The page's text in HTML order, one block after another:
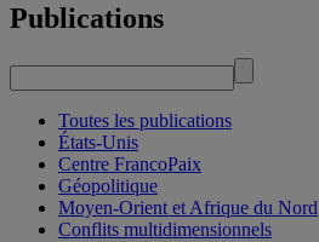
Publications
Toutes les publications
États-Unis
Centre FrancoPaix
Géopolitique
Moyen-Orient et Afrique du Nord
Conflits multidimensionnels